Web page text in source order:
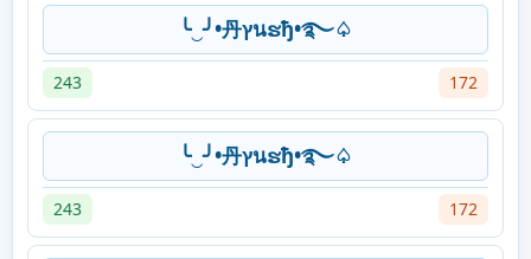
╰‿╯•丹ץนຮђ•࿐♤
243 172
╰‿╯•丹ץนຮђ•࿐♤
243 172